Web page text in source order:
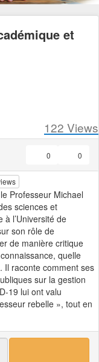
et
122 Views
0
0
Professeur Michael
sciences et
à l’Université de
son rôle de
de manière critique
quelle
Il raconte comment ses
sur la gestion
19 lui ont valu
rebelle », tout en
de l’université est
académique, le débat
en question des